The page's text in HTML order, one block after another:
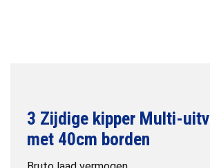
3 Zijdige kipper Multi-
met 40cm borden